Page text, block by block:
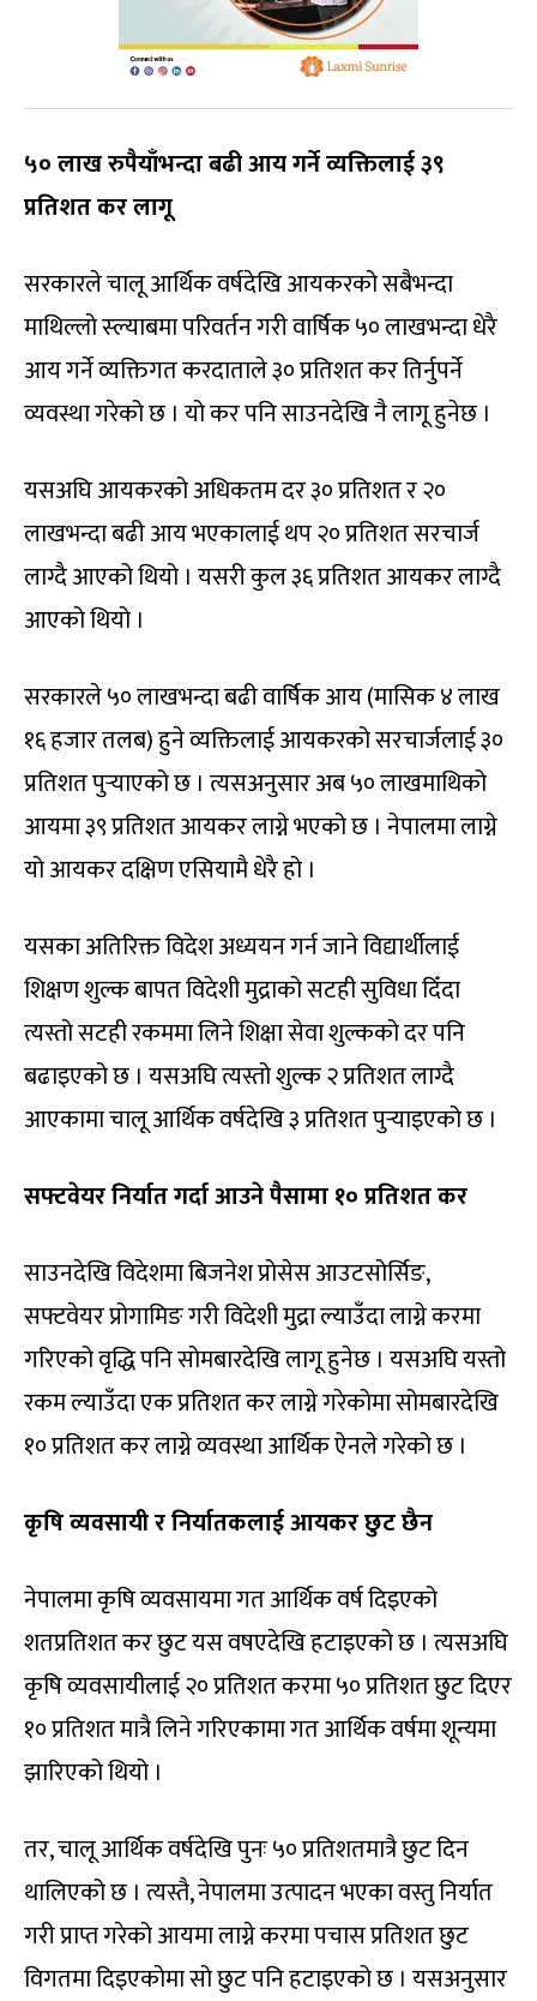
५० लाख रुपैयाँभन्दा बढी आय गर्ने व्यक्तिलाई ३९
प्रतिशत कर लागू
सरकारले चालू आर्थिक वर्षदेखि आयकरको सबैभन्दा
माथिल्लो स्ल्याबमा परिवर्तन गरी वार्षिक ५० लाखभन्दा धेरै
आय गर्ने व्यक्तिगत करदाताले ३० प्रतिशत कर तिर्नुपर्ने
व्यवस्था गरेको छ । यो कर पनि साउनदेखि नै लागू हुनेछ ।
यसअघि आयकरको अधिकतम दर ३० प्रतिशत र २०
लाखभन्दा बढी आय भएकालाई थप २० प्रतिशत सरचार्ज
लाग्दै आएको थियो । यसरी कुल ३६ प्रतिशत आयकर लाग्दै
आएको थियो ।
सरकारले ५० लाखभन्दा बढी वार्षिक आय (मासिक ४ लाख
१६ हजार तलब) हुने व्यक्तिलाई आयकरको सरचार्जलाई ३०
प्रतिशत पुर्‍याएको छ । त्यसअनुसार अब ५० लाखमाथिको
आयमा ३९ प्रतिशत आयकर लाग्ने भएको छ । नेपालमा लाग्ने
यो आयकर दक्षिण एसियामै धेरै हो ।
यसका अतिरिक्त विदेश अध्ययन गर्न जाने विद्यार्थीलाई
शिक्षण शुल्क बापत विदेशी मुद्राको सटही सुविधा दिँदा
त्यस्तो सटही रकममा लिने शिक्षा सेवा शुल्कको दर पनि
बढाइएको छ । यसअघि त्यस्तो शुल्क २ प्रतिशत लाग्दै
आएकामा चालू आर्थिक वर्षदेखि ३ प्रतिशत पुर्‍याइएको छ ।
सफ्टवेयर निर्यात गर्दा आउने पैसामा १० प्रतिशत कर
साउनदेखि विदेशमा बिजनेश प्रोसेस आउटसोर्सिङ,
सफ्टवेयर प्रोगामिङ गरी विदेशी मुद्रा ल्याउँदा लाग्ने करमा
गरिएको वृद्धि पनि सोमबारदेखि लागू हुनेछ । यसअघि यस्तो
रकम ल्याउँदा एक प्रतिशत कर लाग्ने गरेकोमा सोमबारदेखि
१० प्रतिशत कर लाग्ने व्यवस्था आर्थिक ऐनले गरेको छ ।
कृषि व्यवसायी र निर्यातकलाई आयकर छुट छैन
नेपालमा कृषि व्यवसायमा गत आर्थिक वर्ष दिइएको
शतप्रतिशत कर छुट यस वषएदेखि हटाइएको छ । त्यसअघि
कृषि व्यवसायीलाई २० प्रतिशत करमा ५० प्रतिशत छुट दिएर
१० प्रतिशत मात्रै लिने गरिएकामा गत आर्थिक वर्षमा शून्यमा
झारिएको थियो ।
तर, चालू आर्थिक वर्षदेखि पुनः ५० प्रतिशतमात्रै छुट दिन
थालिएको छ । त्यस्तै, नेपालमा उत्पादन भएका वस्तु निर्यात
गरी प्राप्त गरेको आयमा लाग्ने करमा पचास प्रतिशत छुट
विगतमा दिइएकोमा सो छुट पनि हटाइएको छ । यसअनुसार